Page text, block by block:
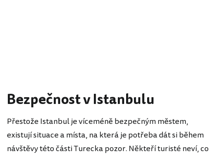
Bezpečnost v Istanbulu
Přestože Istanbul je víceméně bezpečným městem,
existují situace a místa, na která je potřeba dát si během
návštěvy této části Turecka pozor. Někteří turisté neví, co